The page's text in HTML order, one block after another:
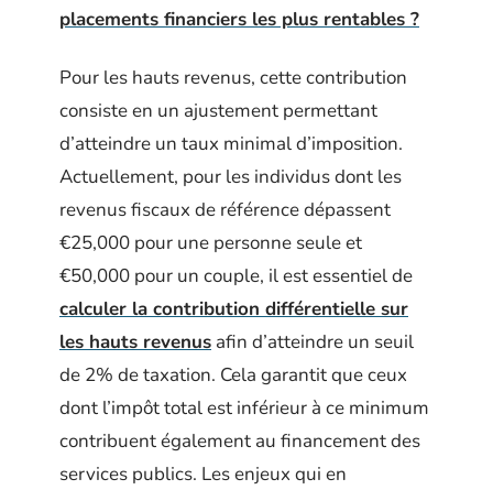
placements financiers les plus rentables ?
Pour les hauts revenus, cette contribution
consiste en un ajustement permettant
d’atteindre un taux minimal d’imposition.
Actuellement, pour les individus dont les
revenus fiscaux de référence dépassent
€25,000 pour une personne seule et
€50,000 pour un couple, il est essentiel de
calculer la contribution différentielle sur
les hauts revenus afin d’atteindre un seuil
de 2% de taxation. Cela garantit que ceux
dont l’impôt total est inférieur à ce minimum
contribuent également au financement des
services publics. Les enjeux qui en